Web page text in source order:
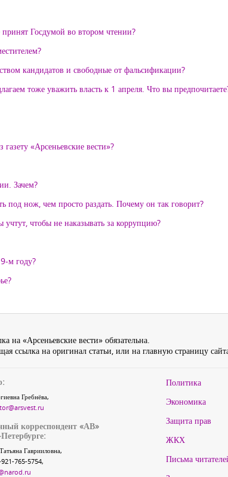
Госдумой во втором чтении?
кандидатов и свободные от фальсификации?
тоже уважить власть к 1 апреля. Что вы
«Арсеньевские вести»?
Зачем?
под нож, чем просто раздать. Почему он так говорит?
учтут, чтобы не наказывать за коррупцию?
м году?
на «Арсеньевские вести» обязательна.
ссылка на оригинал статьи, или на главную страницу
Гребнёва,
корреспондент «АВ»
Гаврииловна,
765-5754,
Политика
Экономика
Защита прав
ЖКХ
Письма